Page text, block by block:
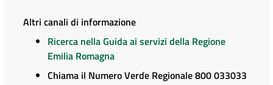
Altri canali di informazione
Ricerca nella Guida ai servizi della Regione
Emilia Romagna
Chiama il Numero Verde Regionale 800 033033